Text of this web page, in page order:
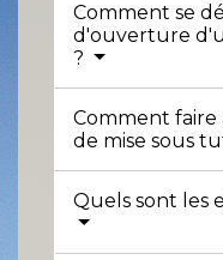
Comment se
d'ouverture
?
Comment faire
de mise sous
Quels sont les